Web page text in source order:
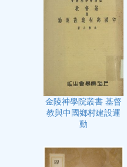
金陵神學院叢書 基督
教與中國鄉村建設運
動